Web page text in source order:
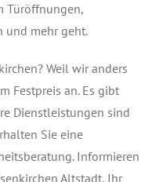
Türöffnungen,
und mehr geht.
Weil wir anders
Festpreis an. Es gibt
Dienstleistungen sind
Sie eine
Informieren
Altstadt, Ihr